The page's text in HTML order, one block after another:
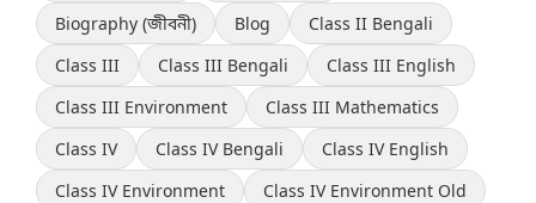
Biography (জীবনী)
Blog
Class II Bengali
Class III
Class III Bengali
Class III English
Class III Environment
Class III Mathematics
Class IV
Class IV Bengali
Class IV English
Class IV Environment
Class IV Environment Old